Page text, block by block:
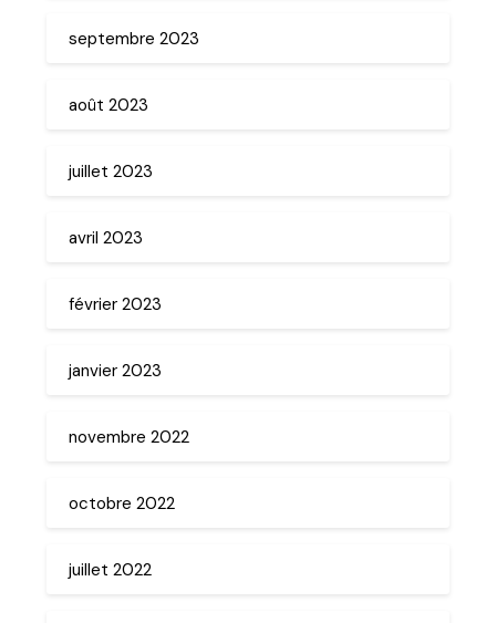
septembre 2023
août 2023
juillet 2023
avril 2023
février 2023
janvier 2023
novembre 2022
octobre 2022
juillet 2022